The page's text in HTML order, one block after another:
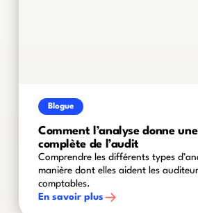
Blogue
Comment l’analyse donne
complète de l’audit
Comprendre les différents types
manière dont elles aident les
comptables.
En savoir plus